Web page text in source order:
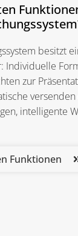
besitzt
Individuelle
zur
intelligente
Funktionen